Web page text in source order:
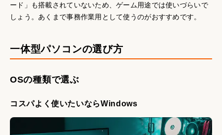
ード」も搭載されていないため、ゲーム用途では使いづらいで
しょう。あくまで事務作業用として使うのがおすすめです。
一体型パソコンの選び方
OSの種類で選ぶ
コスパよく使いたいならWindows